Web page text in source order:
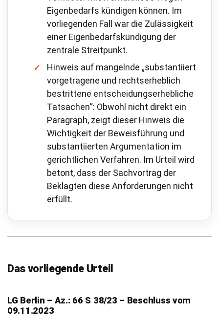
Eigenbedarfs kündigen können. Im
vorliegenden Fall war die Zulässigkeit
einer Eigenbedarfskündigung der
zentrale Streitpunkt.
Hinweis auf mangelnde „substantiiert
vorgetragene und rechtserheblich
bestrittene entscheidungserhebliche
Tatsachen“: Obwohl nicht direkt ein
Paragraph, zeigt dieser Hinweis die
Wichtigkeit der Beweisführung und
substantiierten Argumentation im
gerichtlichen Verfahren. Im Urteil wird
betont, dass der Sachvortrag der
Beklagten diese Anforderungen nicht
erfüllt.
Das vorliegende Urteil
LG Berlin – Az.: 66 S 38/23 – Beschluss vom
09.11.2023